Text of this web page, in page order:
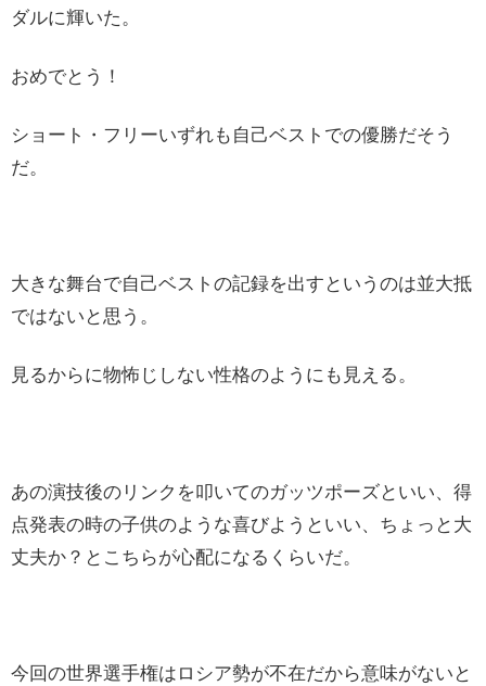
ダルに輝いた。
おめでとう！
ショート・フリーいずれも自己ベストでの優勝だそう
だ。
大きな舞台で自己ベストの記録を出すというのは並大抵
ではないと思う。
見るからに物怖じしない性格のようにも見える。
あの演技後のリンクを叩いてのガッツポーズといい、得
点発表の時の子供のような喜びようといい、ちょっと大
丈夫か？とこちらが心配になるくらいだ。
今回の世界選手権はロシア勢が不在だから意味がないと